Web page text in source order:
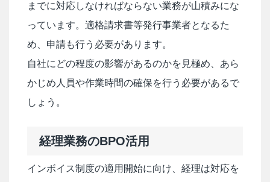
までに対応しなければならない業務が山積みにな
っています。適格請求書等発行事業者となるた
め、申請も行う必要があります。
自社にどの程度の影響があるのかを見極め、あら
かじめ人員や作業時間の確保を行う必要があるで
しょう。
経理業務のBPO活用
インボイス制度の適用開始に向け、経理は対応を